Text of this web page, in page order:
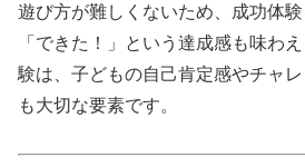
遊び方が難しくないため、成功体験
「できた！」という達成感も味わ
験は、子どもの自己肯定感やチャ
も大切な要素です。